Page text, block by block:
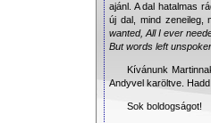
ajánl. A dal hatalmas
új dal, mind zeneileg,
wanted, All I ever
But words left
Kívánunk
Andyvel karöltve.
Sok boldogságot!